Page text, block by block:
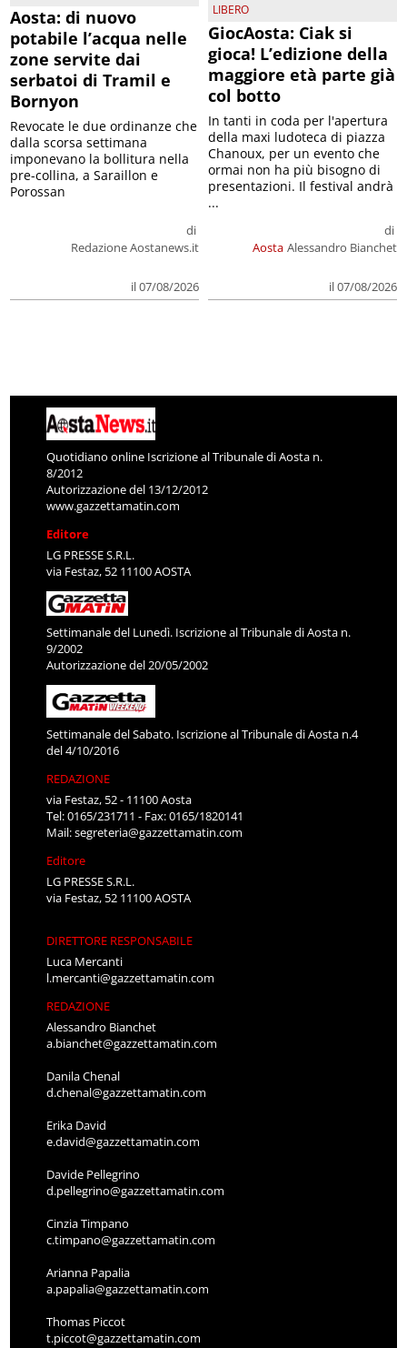
Aosta: di nuovo
potabile l’acqua nelle
zone servite dai
serbatoi di Tramil e
Bornyon
di
Redazione Aostanews.it
il 07/08/2026
Revocate le due ordinanze che
dalla scorsa settimana
imponevano la bollitura nella
pre-collina, a Saraillon e
Porossan
LIBERO
GiocAosta: Ciak si
gioca! L’edizione della
maggiore età parte già
col botto
Aosta
di
Alessandro Bianchet
il 07/08/2026
In tanti in coda per l'apertura
della maxi ludoteca di piazza
Chanoux, per un evento che
ormai non ha più bisogno di
presentazioni. Il festival andrà
...
Quotidiano online Iscrizione al Tribunale di Aosta n.
8/2012
Autorizzazione del 13/12/2012
www.gazzettamatin.com
Editore
LG PRESSE S.R.L.
via Festaz, 52 11100 AOSTA
Settimanale del Lunedì. Iscrizione al Tribunale di Aosta n.
9/2002
Autorizzazione del 20/05/2002
Settimanale del Sabato. Iscrizione al Tribunale di Aosta n.4
del 4/10/2016
REDAZIONE
via Festaz, 52 - 11100 Aosta
Tel: 0165/231711 - Fax: 0165/1820141
Mail:segreteria@gazzettamatin.com
Editore
LG PRESSE S.R.L.
via Festaz, 52 11100 AOSTA
DIRETTORE RESPONSABILE
Luca Mercanti
l.mercanti@gazzettamatin.com
REDAZIONE
Alessandro Bianchet
a.bianchet@gazzettamatin.com
Danila Chenal
d.chenal@gazzettamatin.com
Erika David
e.david@gazzettamatin.com
Davide Pellegrino
d.pellegrino@gazzettamatin.com
Cinzia Timpano
c.timpano@gazzettamatin.com
Arianna Papalia
a.papalia@gazzettamatin.com
Thomas Piccot
t.piccot@gazzettamatin.com